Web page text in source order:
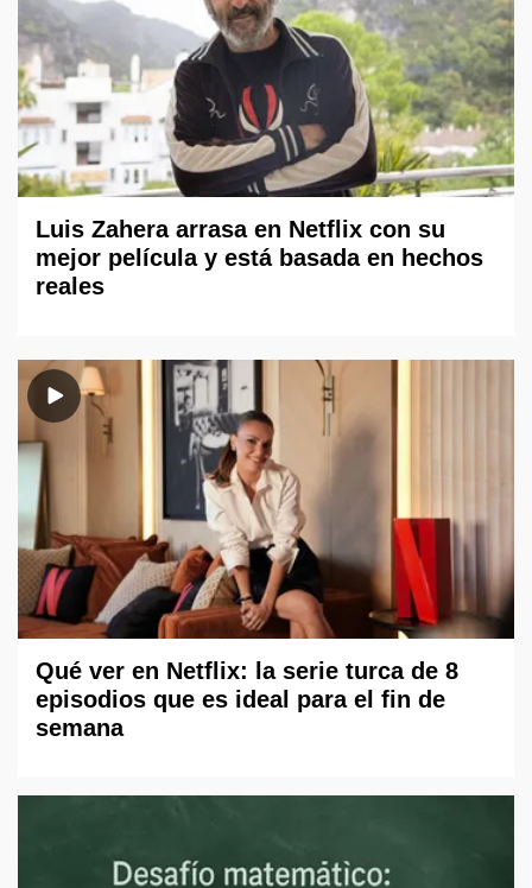
Luis Zahera arrasa en Netflix con su
mejor película y está basada en hechos
reales
Qué ver en Netflix: la serie turca de 8
episodios que es ideal para el fin de
semana